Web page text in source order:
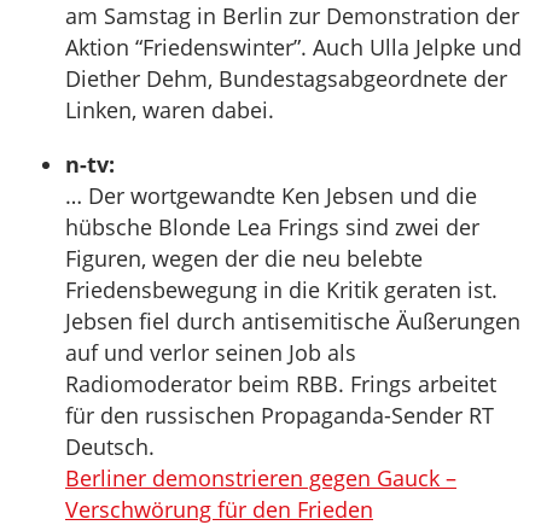
am Samstag in Berlin zur Demonstration der
Aktion “Friedenswinter”. Auch Ulla Jelpke und
Diether Dehm, Bundestagsabgeordnete der
Linken, waren dabei.
n-tv:
… Der wortgewandte Ken Jebsen und die
hübsche Blonde Lea Frings sind zwei der
Figuren, wegen der die neu belebte
Friedensbewegung in die Kritik geraten ist.
Jebsen fiel durch antisemitische Äußerungen
auf und verlor seinen Job als
Radiomoderator beim RBB. Frings arbeitet
für den russischen Propaganda-Sender RT
Deutsch.
Berliner demonstrieren gegen Gauck –
Verschwörung für den Frieden